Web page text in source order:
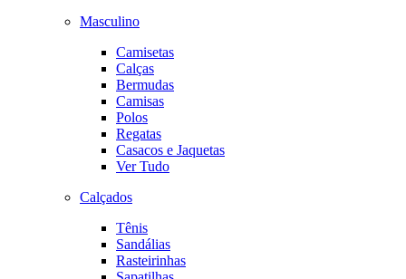
Masculino
Camisetas
Calças
Bermudas
Camisas
Polos
Regatas
Casacos e Jaquetas
Ver Tudo
Calçados
Tênis
Sandálias
Rasteirinhas